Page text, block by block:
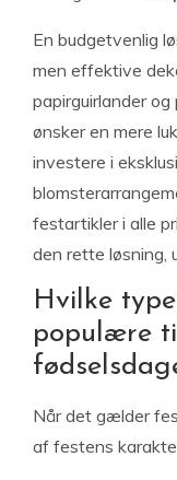
En budgetvenlig
men effektive
papirguirlander
ønsker en mere
investere i
festartikler i alle
den rette løsning,
Hvilke
populære
Når det gælder
af festens